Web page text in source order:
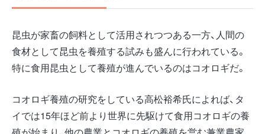
昆虫が家畜の飼料として活用されつつある一方、人間の
食材として昆虫を養殖する試みも盛んに行われている。
特に食用昆虫として養殖が進んでいるのはコオロギだ。
コオロギ養殖の研究をしている高松裕希氏によれば、タ
イでは15年ほど前より世界に先駆けて食用コオロギの養